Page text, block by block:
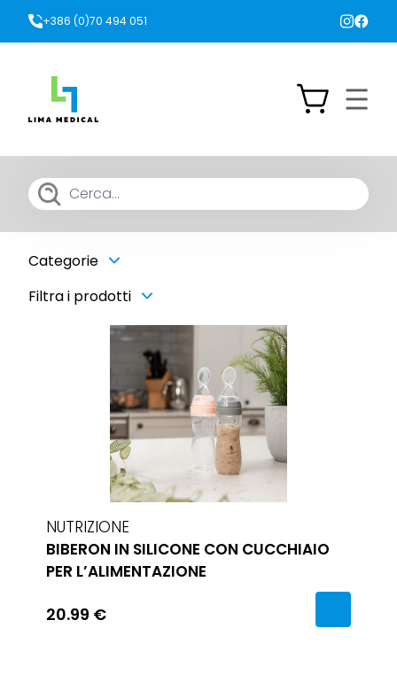
+386 (0)70 494 051
Categorie
Filtra i prodotti
NUTRIZIONE
BIBERON IN SILICONE CON CUCCHIAIO
PER L’ALIMENTAZIONE
20.99 €